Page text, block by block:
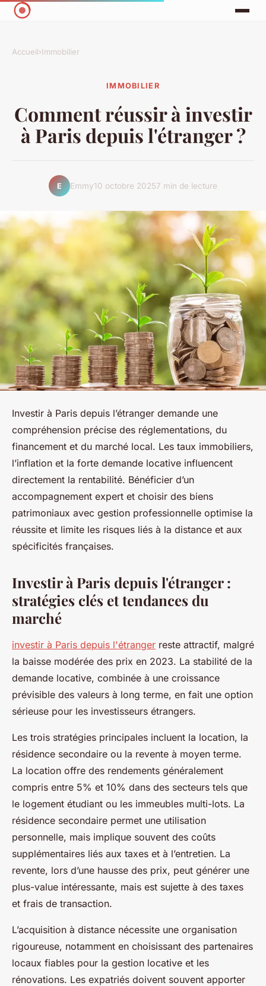
Accueil›Immobilier
IMMOBILIER
Comment réussir à investir
à Paris depuis l'étranger ?
E Emmy10 octobre 20257 min de lecture
Investir à Paris depuis l’étranger demande une
compréhension précise des réglementations, du
financement et du marché local. Les taux immobiliers,
l’inflation et la forte demande locative influencent
directement la rentabilité. Bénéficier d’un
accompagnement expert et choisir des biens
patrimoniaux avec gestion professionnelle optimise la
réussite et limite les risques liés à la distance et aux
spécificités françaises.
Investir à Paris depuis l'étranger :
stratégies clés et tendances du
marché
investir à Paris depuis l'étranger reste attractif, malgré
la baisse modérée des prix en 2023. La stabilité de la
demande locative, combinée à une croissance
prévisible des valeurs à long terme, en fait une option
sérieuse pour les investisseurs étrangers.
Les trois stratégies principales incluent la location, la
résidence secondaire ou la revente à moyen terme.
La location offre des rendements généralement
compris entre 5% et 10% dans des secteurs tels que
le logement étudiant ou les immeubles multi-lots. La
résidence secondaire permet une utilisation
personnelle, mais implique souvent des coûts
supplémentaires liés aux taxes et à l’entretien. La
revente, lors d’une hausse des prix, peut générer une
plus-value intéressante, mais est sujette à des taxes
et frais de transaction.
L’acquisition à distance nécessite une organisation
rigoureuse, notamment en choisissant des partenaires
locaux fiables pour la gestion locative et les
rénovations. Les expatriés doivent souvent apporter